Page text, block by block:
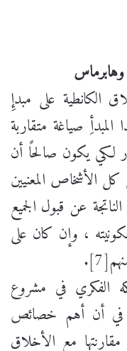
الكانطية على مبدإِ
صياغة متقاربة
لكي يكون صالحًا أن
الأشخاص المعنيين
الناتجة عن قبول الجميع
، وإن كان على
الفكري في مشروع
في أن أهم خصائص
مع الأخلاق